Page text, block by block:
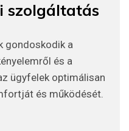
szolgáltatás
gondoskodik a
és a
ügyfelek optimálisan
és működését.